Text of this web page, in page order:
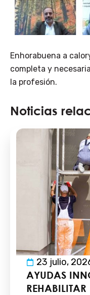
Enhorabuena a
completa y
la profesión.
Noticias
23 julio,
AYUDAS